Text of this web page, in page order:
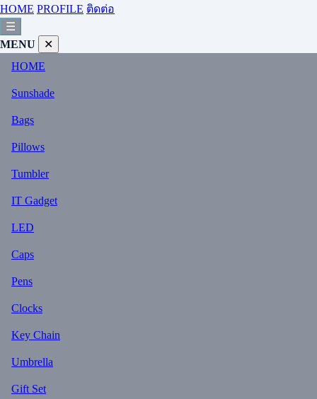
HOME PROFILE ติดต่อ
☰
MENU
✕
HOME
Sunshade
Bags
Pillows
Tumbler
IT Gadget
LED
Caps
Pens
Clocks
Key Chain
Umbrella
Gift Set